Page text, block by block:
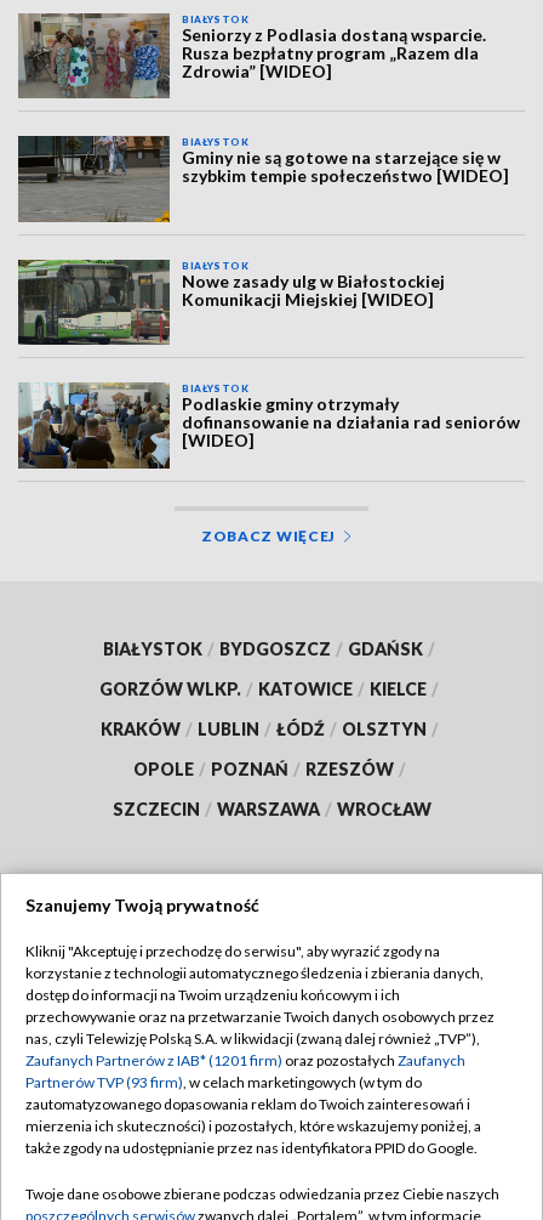
BIAŁYSTOK
Seniorzy z Podlasia dostaną wsparcie.
Rusza bezpłatny program „Razem dla
Zdrowia” [WIDEO]
BIAŁYSTOK
Gminy nie są gotowe na starzejące się w
szybkim tempie społeczeństwo [WIDEO]
BIAŁYSTOK
Nowe zasady ulg w Białostockiej
Komunikacji Miejskiej [WIDEO]
BIAŁYSTOK
Podlaskie gminy otrzymały
dofinansowanie na działania rad seniorów
[WIDEO]
ZOBACZ WIĘCEJ
BIAŁYSTOK / BYDGOSZCZ / GDAŃSK /
GORZÓW WLKP. / KATOWICE / KIELCE /
KRAKÓW / LUBLIN / ŁÓDŹ / OLSZTYN /
OPOLE / POZNAŃ / RZESZÓW /
SZCZECIN / WARSZAWA / WROCŁAW
TVP
Abonament TVP
Emisja w TVP
Centrum informacji TVP
Naziemna Telewizja Cyfrowa
Rada Programowa
Regulamin TVP
Polityka prywatności
Moje zgody
Pomoc
Szanujemy Twoją prywatność
Kliknij "Akceptuję i przechodzę do serwisu", aby wyrazić zgody na
korzystanie z technologii automatycznego śledzenia i zbierania danych,
dostęp do informacji na Twoim urządzeniu końcowym i ich
przechowywanie oraz na przetwarzanie Twoich danych osobowych przez
nas, czyli Telewizję Polską S.A. w likwidacji (zwaną dalej również „TVP”),
Zaufanych Partnerów z IAB* (1201 firm) oraz pozostałych Zaufanych
Partnerów TVP (93 firm), w celach marketingowych (w tym do
zautomatyzowanego dopasowania reklam do Twoich zainteresowań i
mierzenia ich skuteczności) i pozostałych, które wskazujemy poniżej, a
także zgody na udostępnianie przez nas identyfikatora PPID do Google.
Twoje dane osobowe zbierane podczas odwiedzania przez Ciebie naszych
poszczególnych serwisówzwanych dalej „Portalem”, w tym informacje